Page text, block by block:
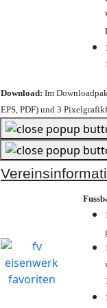
Download: Im
EPS, PDF) und 3